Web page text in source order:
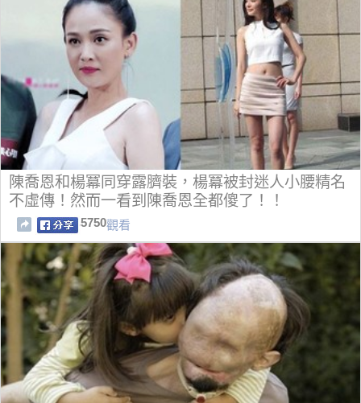
陳喬恩和楊冪同穿露臍裝，楊冪被封迷人小腰精名
不虛傳！然而一看到陳喬恩全都傻了！！
5750觀看